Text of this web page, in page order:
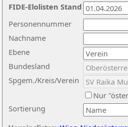
Nachname
Ebene
Sortierung
Personennummer
Bundesland
Spgem./Kreis/Verein
Nur
FIDE-Elolisten Stand